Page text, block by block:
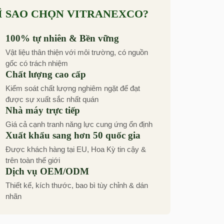
SAO CHỌN VITRANEXCO?
100% tự nhiên & Bền vững
Vật liệu thân thiện với môi trường, có nguồn
gốc có trách nhiệm
Chất lượng cao cấp
Kiểm soát chất lượng nghiêm ngặt để đạt
được sự xuất sắc nhất quán
Nhà máy trực tiếp
Giá cả cạnh tranh năng lực cung ứng ổn định
Xuất khẩu sang hơn 50 quốc gia
Được khách hàng tại EU, Hoa Kỳ tin cậy &
trên toàn thế giới
Dịch vụ OEM/ODM
Thiết kế, kích thước, bao bì tùy chỉnh & dán
nhãn